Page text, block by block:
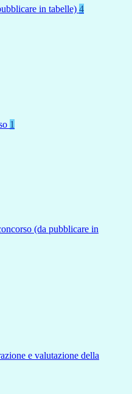
in tabelle) 4
1
(da pubblicare in
e valutazione della